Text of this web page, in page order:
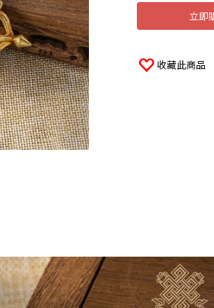
立即
收藏此商品